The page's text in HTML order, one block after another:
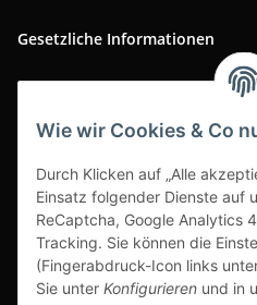
Wie wir Cookies & Co
Durch Klicken auf „Alle
Einsatz folgender Dienste auf
ReCaptcha, Google Analytics
Tracking. Sie können die
(Fingerabdruck-Icon links
Sie unter Konfigurieren und in
Gesetzliche Informationen